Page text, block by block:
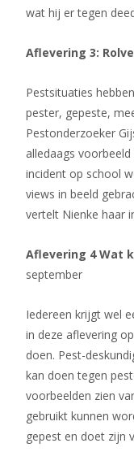
wat hij er tegen
Aflevering 3:
Pestsituaties
pester, gepeste,
Pestonderzoeker
alledaags
incident op school
views in beeld
vertelt Nienke haar
Aflevering 4 Wat
september
Iedereen krijgt wel
in deze aflevering
doen. Pest-
kan doen tegen
voorbeelden zien
gebruikt kunnen
gepest en doet zijn